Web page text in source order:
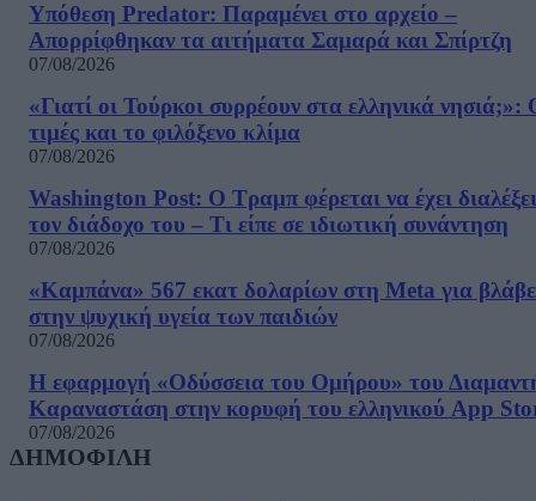
Υπόθεση Predator: Παραμένει στο αρχείο –
Απορρίφθηκαν τα αιτήματα Σαμαρά και Σπίρτζη
07/08/2026
«Γιατί οι Τούρκοι συρρέουν στα ελληνικά νησιά;»:
τιμές και το φιλόξενο κλίμα
07/08/2026
Washington Post: Ο Τραμπ φέρεται να έχει διαλέξει
τον διάδοχο του – Τι είπε σε ιδιωτική συνάντηση
07/08/2026
«Καμπάνα» 567 εκατ δολαρίων στη Meta για
στην ψυχική υγεία των παιδιών
07/08/2026
Η εφαρμογή «Οδύσσεια του Ομήρου» του
Καραναστάση στην κορυφή του ελληνικού App
07/08/2026
ΔΗΜΟΦΙΛΗ